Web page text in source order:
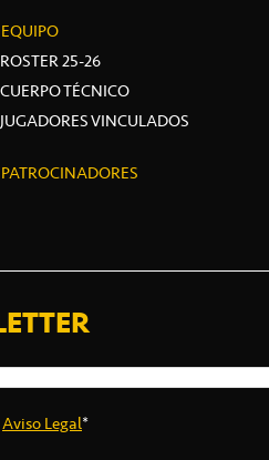
EQUIPO
ROSTER 25-26
CUERPO TÉCNICO
JUGADORES VINCULADOS
PATROCINADORES
Aviso Legal*